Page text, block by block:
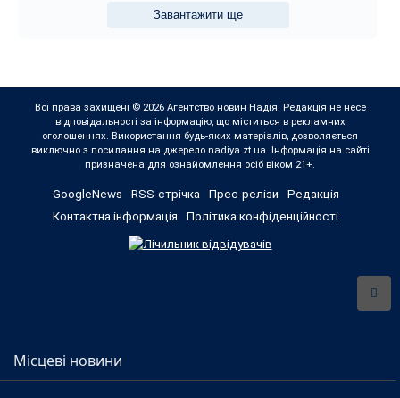
Завантажити ще
Всі права захищені © 2026 Агентство новин Надія. Редакція не несе
відповідальності за інформацію, що міститься в рекламних
оголошеннях. Використання будь-яких матеріалів, дозволяється
виключно з посилання на джерело nadiya.zt.ua. Інформація на сайті
призначена для ознайомлення осіб віком 21+.
GoogleNews RSS-стрічка Прес-релізи
Редакція
Контактна інформація
Політика конфіденційності
Місцеві новини